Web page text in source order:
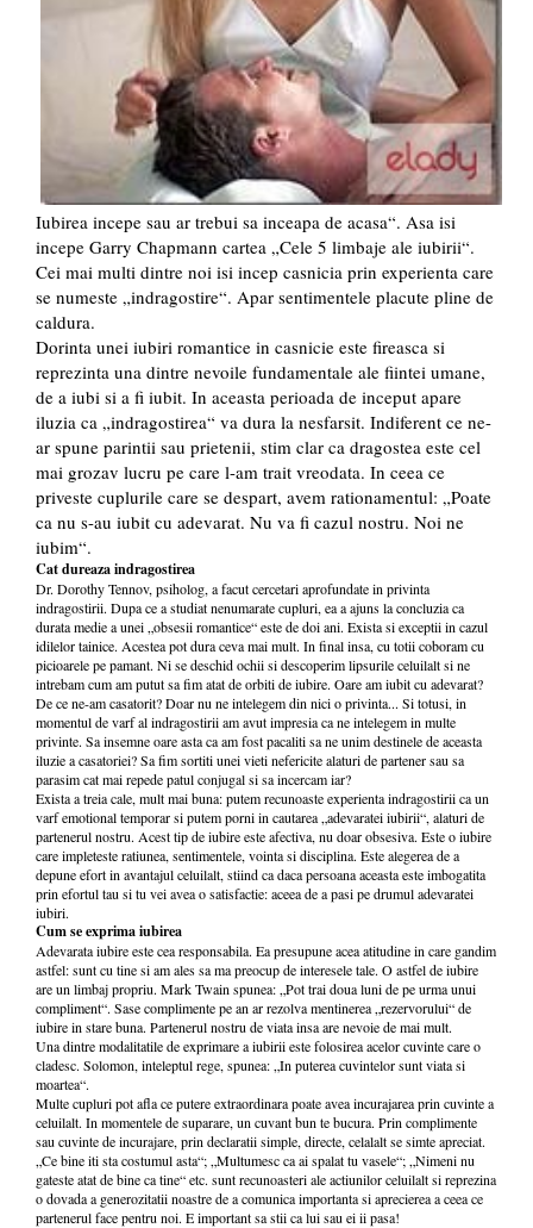
Iubirea incepe sau ar trebui sa inceapa de acasa“. Asa isi
incepe Garry Chapmann cartea „Cele 5 limbaje ale iubirii“.
Cei mai multi dintre noi isi incep casnicia prin experienta care
se numeste „indragostire“. Apar sentimentele placute pline de
caldura.
Dorinta unei iubiri romantice in casnicie este fireasca si
reprezinta una dintre nevoile fundamentale ale fiintei umane,
de a iubi si a fi iubit. In aceasta perioada de inceput apare
iluzia ca „indragostirea“ va dura la nesfarsit. Indiferent ce ne-
ar spune parintii sau prietenii, stim clar ca dragostea este cel
mai grozav lucru pe care l-am trait vreodata. In ceea ce
priveste cuplurile care se despart, avem rationamentul: „Poate
ca nu s-au iubit cu adevarat. Nu va fi cazul nostru. Noi ne
iubim“.
Cat dureaza indragostirea
Dr. Dorothy Tennov, psiholog, a facut cercetari aprofundate in privinta
indragostirii. Dupa ce a studiat nenumarate cupluri, ea a ajuns la concluzia ca
durata medie a unei „obsesii romantice“ este de doi ani. Exista si exceptii in cazul
idilelor tainice. Acestea pot dura ceva mai mult. In final insa, cu totii coboram cu
picioarele pe pamant. Ni se deschid ochii si descoperim lipsurile celuilalt si ne
intrebam cum am putut sa fim atat de orbiti de iubire. Oare am iubit cu adevarat?
De ce ne-am casatorit? Doar nu ne intelegem din nici o privinta... Si totusi, in
momentul de varf al indragostirii am avut impresia ca ne intelegem in multe
privinte. Sa insemne oare asta ca am fost pacaliti sa ne unim destinele de aceasta
iluzie a casatoriei? Sa fim sortiti unei vieti nefericite alaturi de partener sau sa
parasim cat mai repede patul conjugal si sa incercam iar?
Exista a treia cale, mult mai buna: putem recunoaste experienta indragostirii ca un
varf emotional temporar si putem porni in cautarea „adevaratei iubirii“, alaturi de
partenerul nostru. Acest tip de iubire este afectiva, nu doar obsesiva. Este o iubire
care impleteste ratiunea, sentimentele, vointa si disciplina. Este alegerea de a
depune efort in avantajul celuilalt, stiind ca daca persoana aceasta este imbogatita
prin efortul tau si tu vei avea o satisfactie: aceea de a pasi pe drumul adevaratei
iubiri.
Cum se exprima iubirea
Adevarata iubire este cea responsabila. Ea presupune acea atitudine in care gandim
astfel: sunt cu tine si am ales sa ma preocup de interesele tale. O astfel de iubire
are un limbaj propriu. Mark Twain spunea: „Pot trai doua luni de pe urma unui
compliment“. Sase complimente pe an ar rezolva mentinerea „rezervorului“ de
iubire in stare buna. Partenerul nostru de viata insa are nevoie de mai mult.
Una dintre modalitatile de exprimare a iubirii este folosirea acelor cuvinte care o
cladesc. Solomon, inteleptul rege, spunea: „In puterea cuvintelor sunt viata si
moartea“.
Multe cupluri pot afla ce putere extraordinara poate avea incurajarea prin cuvinte a
celuilalt. In momentele de suparare, un cuvant bun te bucura. Prin complimente
sau cuvinte de incurajare, prin declaratii simple, directe, celalalt se simte apreciat.
„Ce bine iti sta costumul asta“; „Multumesc ca ai spalat tu vasele“; „Nimeni nu
gateste atat de bine ca tine“ etc. sunt recunoasteri ale actiunilor celuilalt si reprezina
o dovada a generozitatii noastre de a comunica importanta si aprecierea a ceea ce
partenerul face pentru noi. E important sa stii ca lui sau ei ii pasa!